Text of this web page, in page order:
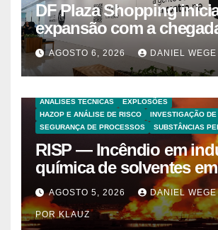
DF Plaza Shopping
expansão com a
grandes marcas e
de espaço infantil – Dicas
Capital
AGOSTO 6, 2026 DANIEL WEGE
ANALISES TECNICAS
EXPLOSÕES
HAZOP E ANÁLISE DE RISCO
INVESTIGAÇÃO
SEGURANÇA DE PROCESSOS
SUBSTÂNCIAS
RISP — Incêndio em
química de solventes em
Itaquaquecetuba/SP
(UNIQUIMA/Quema)
AGOSTO 5, 2026 DANIEL
POR KLAUZ